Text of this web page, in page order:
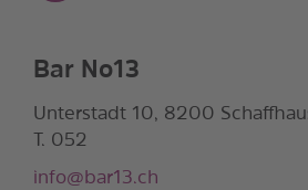
Bar No13
Unterstadt 10, 8200
T. 052
info@bar13.ch